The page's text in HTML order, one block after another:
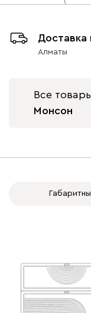
Доставка
Алматы
Все
Монсон